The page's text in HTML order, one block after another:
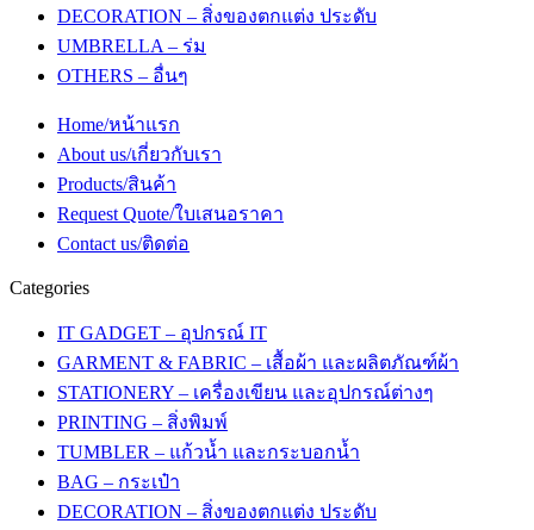
DECORATION – สิ่งของตกแต่ง ประดับ
UMBRELLA – ร่ม
OTHERS – อื่นๆ
Home/หน้าแรก
About us/เกี่ยวกับเรา
Products/สินค้า
Request Quote/ใบเสนอราคา
Contact us/ติดต่อ
Categories
IT GADGET – อุปกรณ์ IT
GARMENT & FABRIC – เสื้อผ้า และผลิตภัณฑ์ผ้า
STATIONERY – เครื่องเขียน และอุปกรณ์ต่างๆ
PRINTING – สิ่งพิมพ์
TUMBLER – แก้วน้ำ และกระบอกน้ำ
BAG – กระเป๋า
DECORATION – สิ่งของตกแต่ง ประดับ